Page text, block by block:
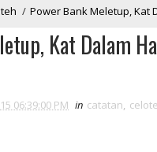
/ Power Bank Meletup, Kat
Kat Dalam
06:39:00 PM in catatan,